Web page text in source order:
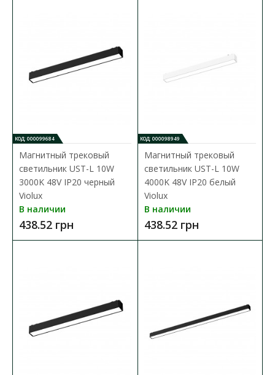
КОД: 000099684
Магнитный трековый
светильник UST-L 10W
3000K 48V IP20 черный
Violux
В наличии
438.52 грн
КОД: 000098949
Магнитный трековый
светильник UST-L 10W
4000K 48V IP20 белый
Violux
В наличии
438.52 грн